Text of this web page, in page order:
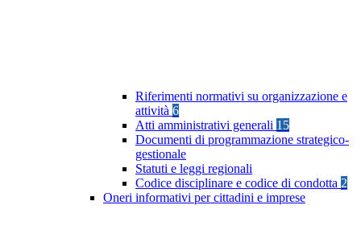
Riferimenti normativi su organizzazione e
attività 6
Atti amministrativi generali 15
Documenti di programmazione strategico-
gestionale
Statuti e leggi regionali
Codice disciplinare e codice di condotta 2
Oneri informativi per cittadini e imprese